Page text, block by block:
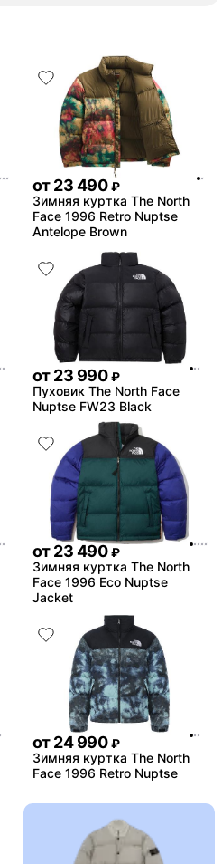
от23 490 ₽
Зимняя куртка The North
Face 1996 Retro Nuptse
Antelope Brown
от23 990 ₽
Пуховик The North Face
Nuptse FW23 Black
от23 490 ₽
Зимняя куртка The North
Face 1996 Eco Nuptse
Jacket
от24 990 ₽
Зимняя куртка The North
Face 1996 Retro Nuptse